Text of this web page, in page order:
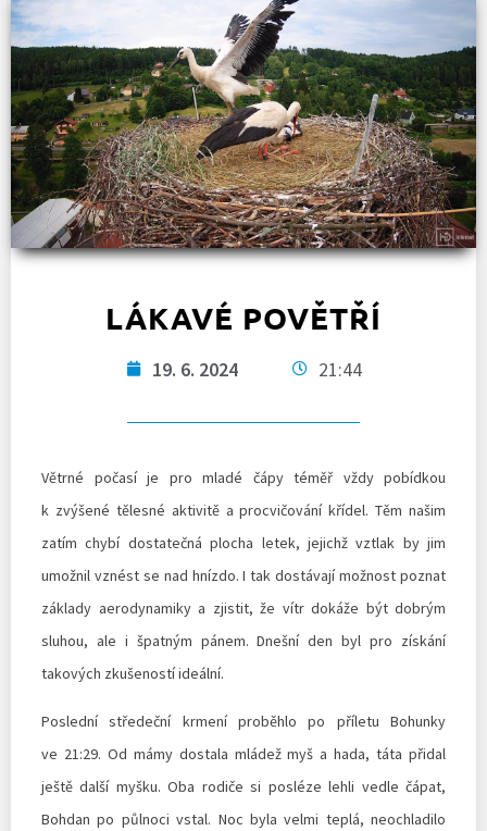
LÁKAVÉ POVĚTŘÍ
19. 6. 2024 21:44
Větrné počasí je pro mladé čápy téměř vždy pobídkou
k zvýšené tělesné aktivitě a procvičování křídel. Těm našim
zatím chybí dostatečná plocha letek, jejichž vztlak by jim
umožnil vznést se nad hnízdo. I tak dostávají možnost poznat
základy aerodynamiky a zjistit, že vítr dokáže být dobrým
sluhou, ale i špatným pánem. Dnešní den byl pro získání
takových zkušeností ideální.
Poslední středeční krmení proběhlo po příletu Bohunky
ve 21:29. Od mámy dostala mládež myš a hada, táta přidal
ještě další myšku. Oba rodiče si posléze lehli vedle čápat,
Bohdan po půlnoci vstal. Noc byla velmi teplá, neochladilo